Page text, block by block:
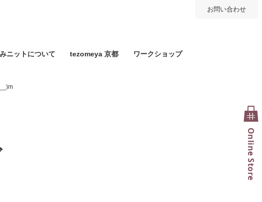
ニットについて tezomeya 京都 ワークショップ
お問い合わせ
Online Store